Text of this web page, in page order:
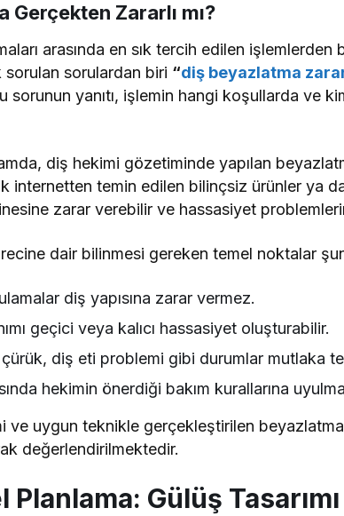
Gerçekten Zararlı mı?
arasında en sık tercih edilen
sorulardan biri “diş beyazlatma
sorunun yanıtı, işlemin hangi koşullarda ve
diş hekimi gözetiminde yapılan
internetten temin edilen bilinçsiz ürünler ya
zarar verebilir ve hassasiyet
dair bilinmesi gereken temel noktalar
diş yapısına zarar vermez.
geçici veya kalıcı hassasiyet oluşturabilir.
diş eti problemi gibi durumlar mutlaka
hekimin önerdiği bakım kurallarına
ve uygun teknikle gerçekleştirilen
değerlendirilmektedir.
Planlama: Gülüş Tasarımı